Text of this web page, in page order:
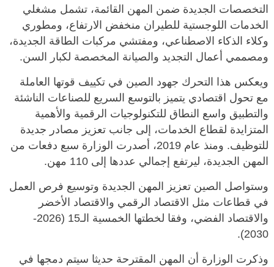
التخصصات الجديدة ضمن المهن القائمة، تشمل مشغلي
الخدمات اللوجستية للطيران منخفض الارتفاع، ومطوري
وكلاء الذكاء الاصطناعي، ومفتشي مركبات الطاقة الجديدة،
ومصممي أعمال التجديد والصيانة المخصصة لكبار السن.
ويعكس هذا التحرك جهود الصين في تكييف قوتها العاملة
مع تحول اقتصادي يتميز بالتوسع السريع للصناعات الناشئة
والتطبيق واسع النطاق للتكنولوجيات الرقمية والأهمية
المتزايدة لقطاع الخدمات، إلى جانب تعزيز مصادر جديدة
للتوظيف. ومنذ عام 2019، أصدرت الوزارة سبع دفعات من
المهن الجديدة، ليرتفع إجمالي عددها إلى 110 مهن.
وستواصل الصين تعزيز المهن الجديدة وتوسيع فرص العمل
في قطاعات مثل الاقتصاد الرقمي والاقتصاد الأخضر
والاقتصاد الفضي، وفقا لخطتها الخمسية الـ15 (2026-
2030).
وذكرت الوزارة أن المهن المقترحة حديثا سيتم دمجها في